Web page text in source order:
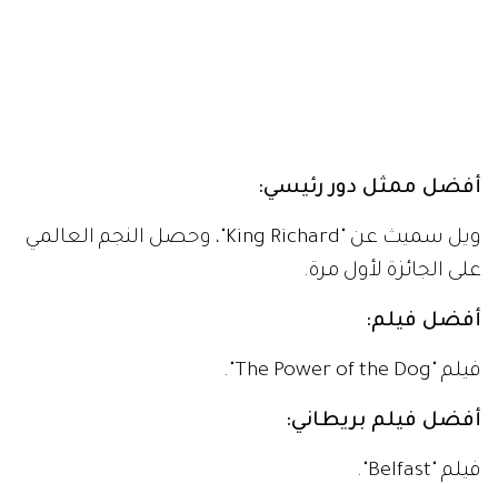
أفضل ممثل دور رئيسي:
ويل سميث عن "King Richard"، وحصل النجم العالمي
على الجائزة لأول مرة.
أفضل فيلم:
فيلم "The Power of the Dog".
أفضل فيلم بريطاني:
فيلم "Belfast".